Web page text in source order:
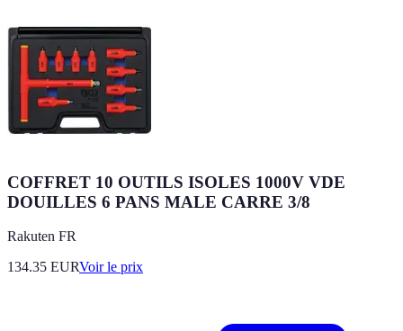
COFFRET 10 OUTILS ISOLES 1000V VDE
DOUILLES 6 PANS MALE CARRE 3/8
Rakuten FR
134.35 EURVoir le prix